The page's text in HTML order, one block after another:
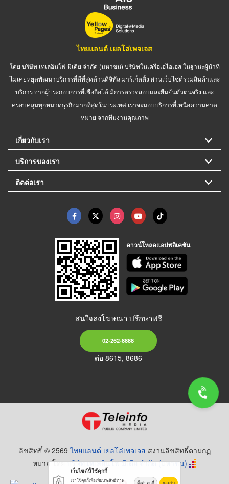
ไทยแลนด์ เยลโล่เพจเจส
โดย บริษัท เทเลอินโฟ มีเดีย จำกัด (มหาชน) บริษัทในเครือเอไอเอส ในฐานะผู้นำที่
ไม่เคยหยุดพัฒนาบริการที่ดีที่สุดด้านดิจิทัล มาร์เก็ตติ้ง ผ่านเว็บไซต์รวมสินค้าและ
บริการ จากผู้ประกอบการที่เชื่อถือได้ มีการตรวจสอบและยืนยันตัวตนจริง และ
ครอบคลุมทุกหมวดธุรกิจมากที่สุดในประเทศ เราจะมอบบริการที่เหนือความคาด
หมาย จากทีมงานคุณภาพ
เกี่ยวกับเรา
บริการของเรา
ติดต่อเรา
ดาวน์โหลดแอปพลิเคชัน
สนใจลงโฆษณา ปรึกษาฟรี
02-262-8888
ต่อ 8615, 8686
ลิขสิทธิ์ © 2569ไทยแลนด์ เยลโล่เพจเจส สงวนลิขสิทธิ์ตามกฏ
หมาย โดยบริษัท เทเลอินโฟ มีเดีย จำกัด (มหาชน)
เว็บไซต์นี้ใช้คุกกี้
เราใช้คุกกี้เพื่อเพิ่มประสิทธิภาพ
ตั้งค่าคุกกี้ ยอมรับ